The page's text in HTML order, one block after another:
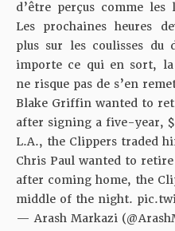
d’être perçus comme
Les prochaines heures
plus sur les coulisses du
importe ce qui en sort,
ne risque pas de s’en
Blake Griffin wanted to
after signing a five-year,
L.A., the Clippers traded
Chris Paul wanted to
after coming home, the
middle of the night.
— Arash Markazi